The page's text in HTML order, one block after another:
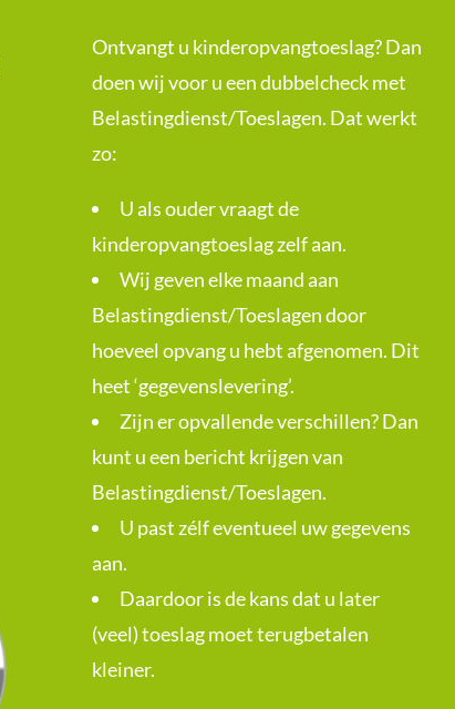
Ontvangt u kinderopvangtoeslag? Dan
doen wij voor u een dubbelcheck met
Belastingdienst/Toeslagen. Dat werkt
zo:
U als ouder vraagt de
kinderopvangtoeslag zelf aan.
Wij geven elke maand aan
Belastingdienst/Toeslagen door
hoeveel opvang u hebt afgenomen. Dit
heet ‘gegevenslevering’.
Zijn er opvallende verschillen? Dan
kunt u een bericht krijgen van
Belastingdienst/Toeslagen.
U past zélf eventueel uw gegevens
aan.
Daardoor is de kans dat u later
(veel) toeslag moet terugbetalen
kleiner.